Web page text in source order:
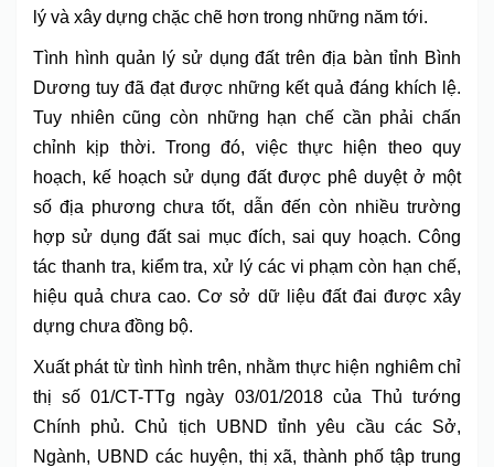
lý và xây dựng chặc chẽ hơn trong những năm tới.
Tình hình quản lý sử dụng đất trên địa bàn tỉnh Bình
Dương tuy đã đạt được những kết quả đáng khích lệ.
Tuy nhiên cũng còn những hạn chế cần phải chấn
chỉnh kịp thời. Trong đó, việc thực hiện theo quy
hoạch, kế hoạch sử dụng đất được phê duyệt ở một
số địa phương chưa tốt, dẫn đến còn nhiều trường
hợp sử dụng đất sai mục đích, sai quy hoạch. Công
tác thanh tra, kiểm tra, xử lý các vi phạm còn hạn chế,
hiệu quả chưa cao. Cơ sở dữ liệu đất đai được xây
dựng chưa đồng bộ.
Xuất phát từ tình hình trên, nhằm thực hiện nghiêm chỉ
thị số 01/CT-TTg ngày 03/01/2018 của Thủ tướng
Chính phủ. Chủ tịch UBND tỉnh yêu cầu các Sở,
Ngành, UBND các huyện, thị xã, thành phố tập trung